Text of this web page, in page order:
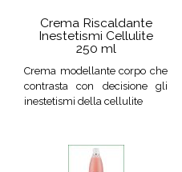
Crema Riscaldante
Inestetismi Cellulite
250 ml
Crema modellante corpo che
contrasta con decisione gli
inestetismi della cellulite